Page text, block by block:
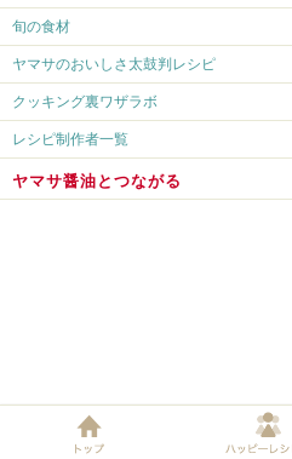
旬の食材
ヤマサのおいしさ太鼓判レシピ
クッキング裏ワザラボ
レシピ制作者一覧
ヤマサ醤油とつながる